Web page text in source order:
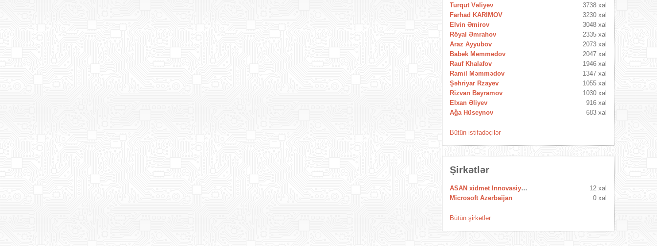
Turqut Vəliyev
3738 xal
Farhad KARIMOV
3230 xal
Elvin Əmirov
3048 xal
Röyal Əmrahov
2335 xal
Araz Ayyubov
2073 xal
Babək Məmmədov
2047 xal
Rauf Khalafov
1946 xal
Ramil Məmmədov
1347 xal
Şəhriyar Rzayev
1055 xal
Rizvan Bayramov
1030 xal
Elxan Əliyev
916 xal
Ağa Hüseynov
683 xal
Bütün istifadəçilər
Şirkətlər
ASAN xidmet Innovasiya Mərkəzi
12 xal
Microsoft Azerbaijan
0 xal
Bütün şirkətlər